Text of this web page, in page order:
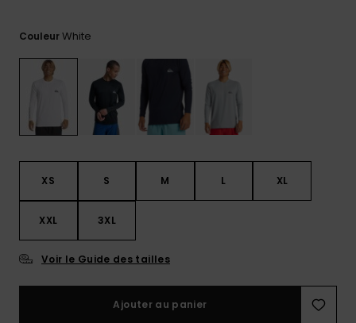
fréquentes
et notre
formulaire
de
contact.
la FAQ
CouleurWhite
XS S M L XL
XXL 3XL
Voir le Guide des tailles
Ajouter au panier